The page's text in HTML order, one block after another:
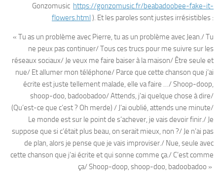
Gonzomusic https://gonzomusic.fr/beabadoobee-fake-it-
flowers.html ). Et les paroles sont justes irrésistibles :
« Tu as un problème avec Pierre, tu as un problème avec Jean./ Tu
ne peux pas continuer/ Tous ces trucs pour me suivre sur les
réseaux sociaux/ Je veux me faire baiser à la maison/ Être seule et
nue/ Et allumer mon téléphone/ Parce que cette chanson que j’ai
écrite est juste tellement malade, elle va faire …/ Shoop-doop,
shoop-doo, badoobadoo/ Attends, j’ai quelque chose à dire/
(Qu’est-ce que c’est ? Oh merde) / J’ai oublié, attends une minute/
Le monde est sur le point de s’achever, je vais devoir finir./ Je
suppose que si c’était plus beau, on serait mieux, non ?/ Je n’ai pas
de plan, alors je pense que je vais improviser./ Nue, seule avec
cette chanson que j’ai écrite et qui sonne comme ça./ C’est comme
ça/ Shoop-doop, shoop-doo, badoobadoo »